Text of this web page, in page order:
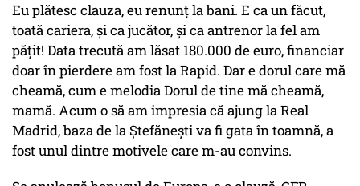
Eu plătesc clauza, eu renunț la bani. E ca un făcut,
toată cariera, și ca jucător, și ca antrenor la fel am
pățit! Data trecută am lăsat 180.000 de euro, financiar
doar în pierdere am fost la Rapid. Dar e dorul care mă
cheamă, cum e melodia Dorul de tine mă cheamă,
mamă. Acum o să am impresia că ajung la Real
Madrid, baza de la Ștefănești va fi gata în toamnă, a
fost unul dintre motivele care m-au convins.